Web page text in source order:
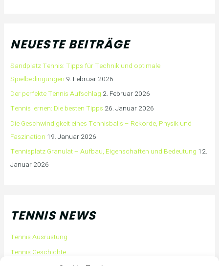
NEUESTE BEITRÄGE
Sandplatz Tennis: Tipps für Technik und optimale
Spielbedingungen 9. Februar 2026
Der perfekte Tennis Aufschlag 2. Februar 2026
Tennis lernen: Die besten Tipps 26. Januar 2026
Die Geschwindigkeit eines Tennisballs – Rekorde, Physik und
Faszination 19. Januar 2026
Tennisplatz Granulat – Aufbau, Eigenschaften und Bedeutung 12.
Januar 2026
TENNIS NEWS
Tennis Ausrüstung
Tennis Geschichte